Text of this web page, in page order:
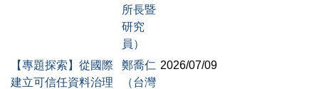
所長暨
研究
員）
【專題探索】從國際
建立可信任資料治理
鄭喬仁
（台灣
2026/07/09